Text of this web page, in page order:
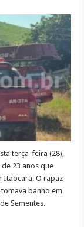
terça-feira (28),
23 anos que
Itaocara. O rapaz
banho em
Sementes.